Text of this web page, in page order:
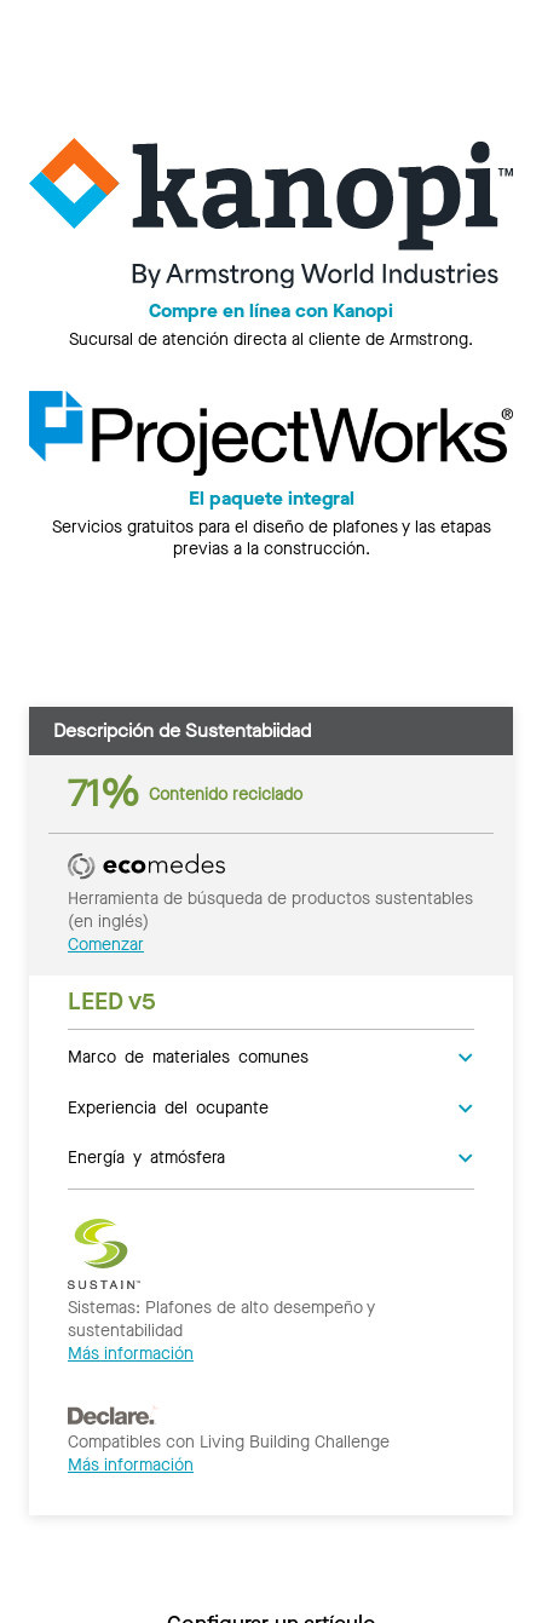
Compre en línea con Kanopi
Sucursal de atención directa al cliente de Armstrong.
El paquete integral
Servicios gratuitos para el diseño de plafones y las etapas
previas a la construcción.
Descripción de Sustentabiidad
71% Contenido reciclado
Herramienta de búsqueda de productos sustentables
(en inglés)
Comenzar
LEED v5
Marco de materiales comunes
Experiencia del ocupante
Energía y atmósfera
Sistemas: Plafones de alto desempeño y
sustentabilidad
Más información
Compatibles con Living Building Challenge
Más información